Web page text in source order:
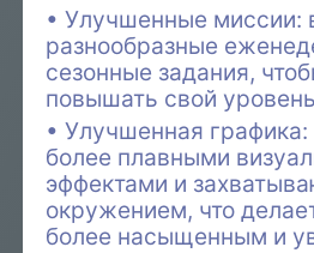
Улучшенные миссии:
разнообразные
сезонные задания,
повышать свой
Улучшенная
более плавными
эффектами и
окружением, что
более насыщенным и